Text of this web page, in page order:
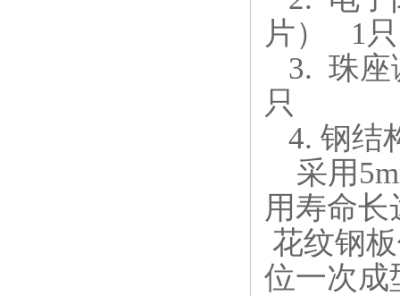
片）
1只
3. 珠座
只
4. 钢结
采用
用寿命长
花纹钢
位一次成